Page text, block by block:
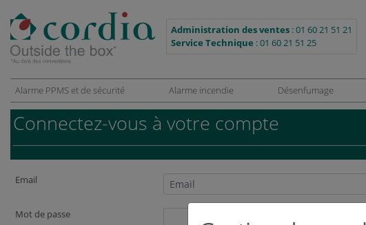
Administration des ventes :01 60 21 51 21
Service Technique :01 60 21 51 25
Alarme PPMS et de sécurité Alarme incendie Désenfumage
Connectez-vous à votre compte
Email
Mot de passe